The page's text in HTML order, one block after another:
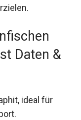
Daten &
ideal für